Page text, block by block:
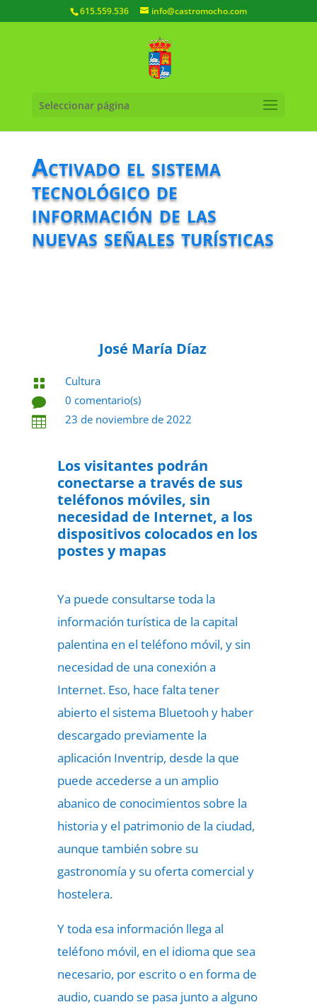
615.559.536 info@castromocho.com
Seleccionar página
Activado el sistema
tecnológico de
información de las
nuevas señales turísticas
José María Díaz

Cultura

0 comentario(s)

23 de noviembre de 2022
Los visitantes podrán
conectarse a través de sus
teléfonos móviles, sin
necesidad de Internet, a los
dispositivos colocados en los
postes y mapas
Ya puede consultarse toda la
información turística de la capital
palentina en el teléfono móvil, y sin
necesidad de una conexión a
Internet. Eso, hace falta tener
abierto el sistema Bluetooh y haber
descargado previamente la
aplicación Inventrip, desde la que
puede accederse a un amplio
abanico de conocimientos sobre la
historia y el patrimonio de la ciudad,
aunque también sobre su
gastronomía y su oferta comercial y
hostelera.
Y toda esa información llega al
teléfono móvil, en el idioma que sea
necesario, por escrito o en forma de
audio, cuando se pasa junto a alguno